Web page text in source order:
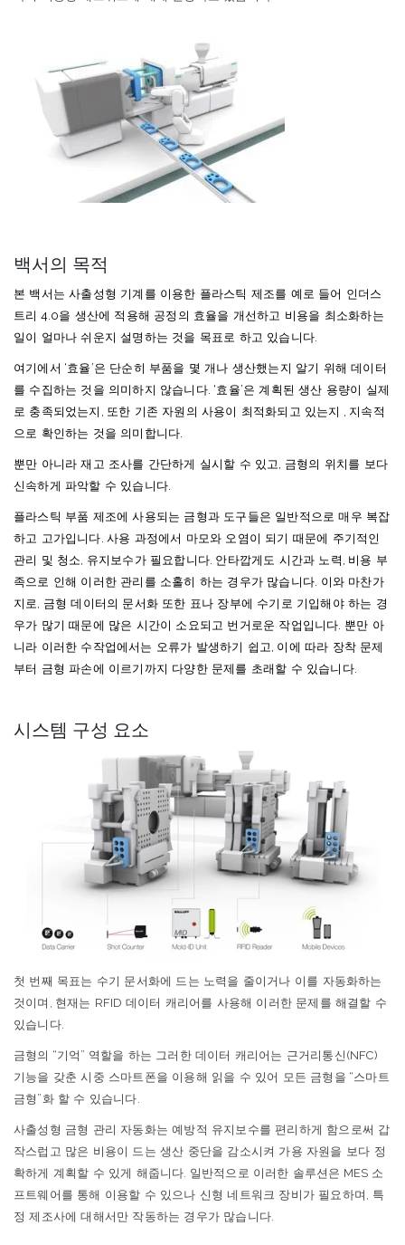
백서의 목적
본 백서는 사출성형 기계를 이용한 플라스틱 제조를 예로 들어 인더스
트리 4.0을 생산에 적용해 공정의 효율을 개선하고 비용을 최소화하는
일이 얼마나 쉬운지 설명하는 것을 목표로 하고 있습니다.
여기에서 ‘효율 ’은 단순히 부품을 몇 개나 생산했는지 알기 위해 데이터
를 수집하는 것을 의미하지 않습니다. ‘효율’은 계획된 생산 용량이 실제
로 충족되었는지 , 또한 기존 자원의 사용이 최적화되고 있는지 , 지속적
으로 확인하는 것을 의미합니다.
뿐만 아니라 재고 조사를 간단하게 실시할 수 있고, 금형의 위치를 보다
신속하게 파악할 수 있습니다.
플라스틱 부품 제조에 사용되는 금형과 도구들은 일반적으로 매우 복잡
하고 고가입니다.사용 과정에서 마모와 오염이 되기 때문에 주기적인
관리 및 청소, 유지보수가 필요합니다. 안타깝게도 시간과 노력 , 비용 부
족으로 인해 이러한 관리를 소홀히 하는 경우가 많습니다. 이와 마찬가
지로, 금형 데이터의 문서화 또한 표나 장부에 수기로 기입해야 하는 경
우가 많기 때문에 많은 시간이 소요되고 번거로운 작업입니다. 뿐만 아
니라 이러한 수작업에서는 오류가 발생하기 쉽고, 이에 따라 장착 문제
부터 금형 파손에 이르기까지 다양한 문제를 초래할 수 있습니다.
시스템 구성 요소
첫 번째 목표는 수기 문서화에 드는 노력을 줄이거나 이를 자동화하는
것이며 , 현재는 RFID 데이터 캐리어를 사용해 이러한 문제를 해결할 수
있습니다.
금형의 “기억 ” 역할을 하는 그러한 데이터 캐리어는 근거리통신 (NFC)
기능을 갖춘 시중 스마트폰을 이용해 읽을 수 있어 모든 금형을 “스마트
금형 ”화 할 수 있습니다.
사출성형 금형 관리 자동화는 예방적 유지보수를 편리하게 함으로써 갑
작스럽고 많은 비용이 드는 생산 중단을 감소시켜 가용 자원을 보다 정
확하게 계획할 수 있게 해줍니다. 일반적으로 이러한 솔루션은 MES 소
프트웨어를 통해 이용할 수 있으나 신형 네트워크 장비가 필요하며 , 특
정 제조사에 대해서만 작동하는 경우가 많습니다.